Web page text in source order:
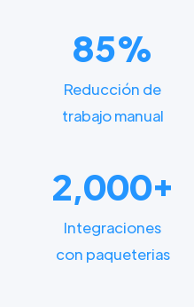
85%
Reducción de
trabajo manual
2,000+
Integraciones
con paqueterias